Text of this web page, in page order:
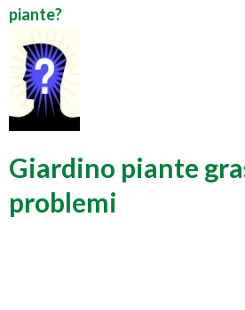
piante?
Giardino piante
problemi